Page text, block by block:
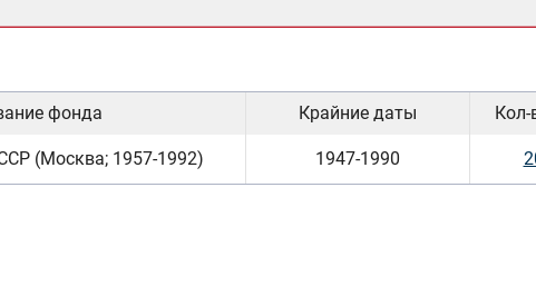
фонда Крайние даты Кол-
(Москва; 1957-1992) 1947-1990